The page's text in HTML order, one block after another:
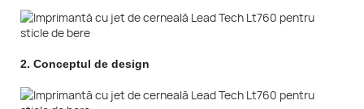
2. Conceptul de design